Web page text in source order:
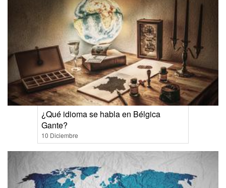
¿Qué idioma se habla en Bélgica
Gante?
10 Diciembre